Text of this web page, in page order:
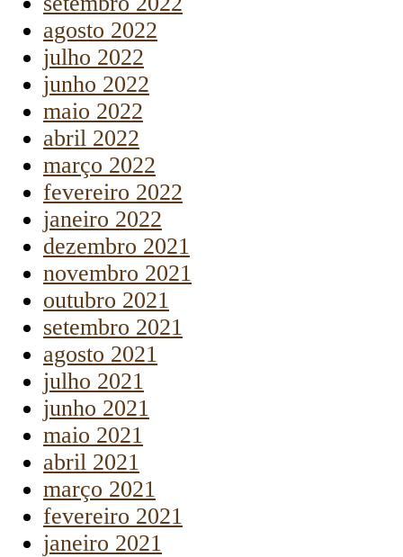
agosto 2022
julho 2022
junho 2022
maio 2022
abril 2022
março 2022
fevereiro 2022
janeiro 2022
dezembro 2021
novembro 2021
outubro 2021
setembro 2021
agosto 2021
julho 2021
junho 2021
maio 2021
abril 2021
março 2021
fevereiro 2021
janeiro 2021